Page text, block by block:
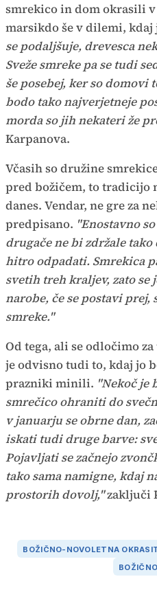
smrekico in dom okrasili
marsikdo še v dilemi, kdaj
se podaljšuje, drevesca
Sveže smreke pa se tudi
še posebej, ker so domovi
bodo tako najverjetneje
morda so jih nekateri že
Karpanova.
Včasih so družine
pred božičem, to tradicijo
danes. Vendar, ne gre za
predpisano. "Enostavno
drugače ne bi zdržale
hitro odpadati. Smrekica
svetih treh kraljev, zato
narobe, če se postavi prej,
smreke."
Od tega, ali se odločimo
je odvisno tudi to, kdaj jo
prazniki minili. "Nekoč je
smrečico ohraniti do
v januarju se obrne dan,
iskati tudi druge barve:
Pojavljati se začnejo
tako sama namigne, kdaj
prostorih dovolj,"zaključi
BOŽIČNO-NOVOLETNA